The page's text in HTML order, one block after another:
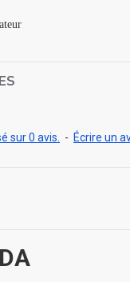
sur 0 avis. - Écrire un